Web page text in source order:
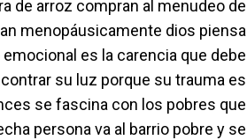
de arroz compran al menudeo de
menopáusicamente dios piensa
es la carencia que debe
su luz porque su trauma es
se fascina con los pobres que
persona va al barrio pobre y se